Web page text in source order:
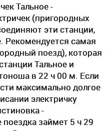
Тальное -
(пригородных
эти станции,
Рекомендуется самая
поезд), которая
Тальное и
в 22 ч 00 м. Если
максимально долгое
электричку
-
займет 5 ч 29